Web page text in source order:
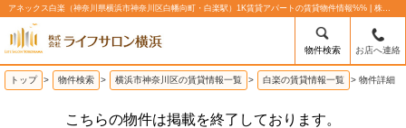
アネックス白楽（神奈川県横浜市神奈川区白幡向町・白楽駅）1K賃貸アパートの賃貸物件情報%% | 株式会社ライフサロン横浜
物件検索 お店へ連絡
トップ > 物件検索 > 横浜市神奈川区の賃貸情報一覧 > 白楽の賃貸情報一覧 > 物件詳細
こちらの物件は掲載を終了しております。